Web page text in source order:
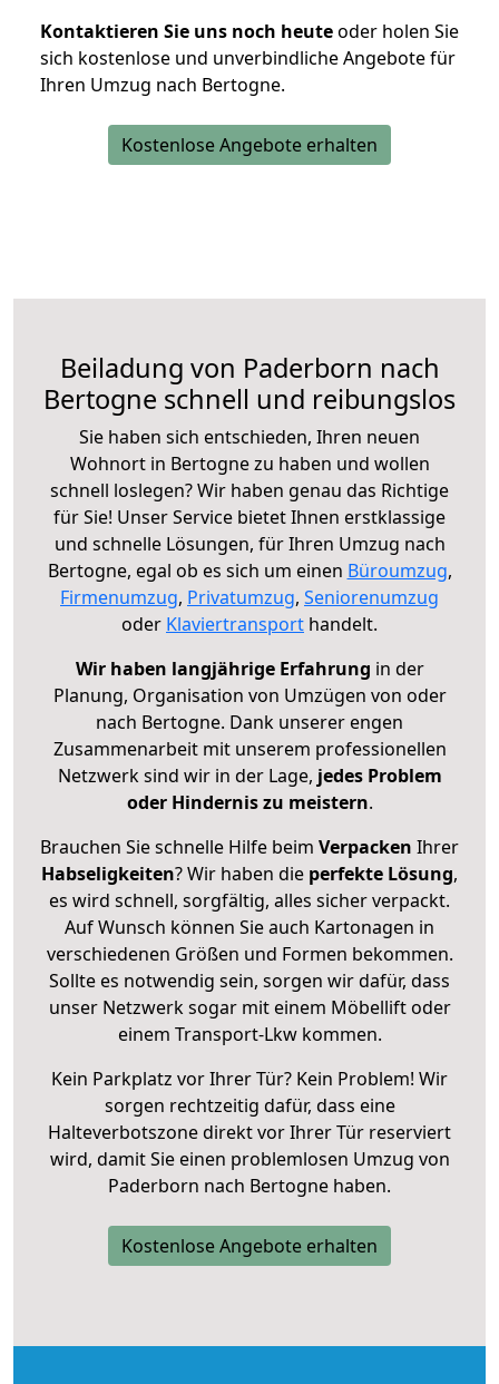
Kontaktieren Sie uns noch heuteoder holen Sie
sich kostenlose und unverbindliche Angebote für
Ihren Umzug nach Bertogne.
Kostenlose Angebote erhalten
Beiladung von Paderborn nach
Bertogne schnell und reibungslos
Sie haben sich entschieden, Ihren neuen
Wohnort in Bertogne zu haben und wollen
schnell loslegen? Wir haben genau das Richtige
für Sie! Unser Service bietet Ihnen erstklassige
und schnelle Lösungen, für Ihren Umzug nach
Bertogne, egal ob es sich um einen Büroumzug,
Firmenumzug, Privatumzug, Seniorenumzug
oder Klaviertransport handelt.
Wir haben langjährige Erfahrung in der
Planung, Organisation von Umzügen von oder
nach Bertogne. Dank unserer engen
Zusammenarbeit mit unserem professionellen
Netzwerk sind wir in der Lage, jedes Problem
oder Hindernis zu meistern.
Brauchen Sie schnelle Hilfe beim Verpacken Ihrer
Habseligkeiten? Wir haben die perfekte Lösung,
es wird schnell, sorgfältig, alles sicher verpackt.
Auf Wunsch können Sie auch Kartonagen in
verschiedenen Größen und Formen bekommen.
Sollte es notwendig sein, sorgen wir dafür, dass
unser Netzwerk sogar mit einem Möbellift oder
einem Transport-Lkw kommen.
Kein Parkplatz vor Ihrer Tür? Kein Problem! Wir
sorgen rechtzeitig dafür, dass eine
Halteverbotszone direkt vor Ihrer Tür reserviert
wird, damit Sie einen problemlosen Umzug von
Paderborn nach Bertogne haben.
Kostenlose Angebote erhalten